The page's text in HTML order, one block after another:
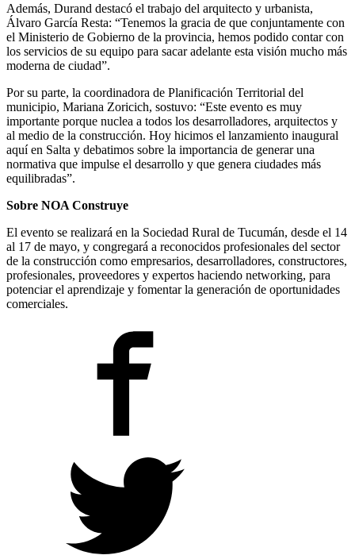
Además, Durand destacó el trabajo del arquitecto y urbanista,
Álvaro García Resta: “Tenemos la gracia de que conjuntamente con
el Ministerio de Gobierno de la provincia, hemos podido contar con
los servicios de su equipo para sacar adelante esta visión mucho más
moderna de ciudad”.
Por su parte, la coordinadora de Planificación Territorial del
municipio, Mariana Zoricich, sostuvo: “Este evento es muy
importante porque nuclea a todos los desarrolladores, arquitectos y
al medio de la construcción. Hoy hicimos el lanzamiento inaugural
aquí en Salta y debatimos sobre la importancia de generar una
normativa que impulse el desarrollo y que genera ciudades más
equilibradas”.
Sobre NOA Construye
El evento se realizará en la Sociedad Rural de Tucumán, desde el 14
al 17 de mayo, y congregará a reconocidos profesionales del sector
de la construcción como empresarios, desarrolladores, constructores,
profesionales, proveedores y expertos haciendo networking, para
potenciar el aprendizaje y fomentar la generación de oportunidades
comerciales.